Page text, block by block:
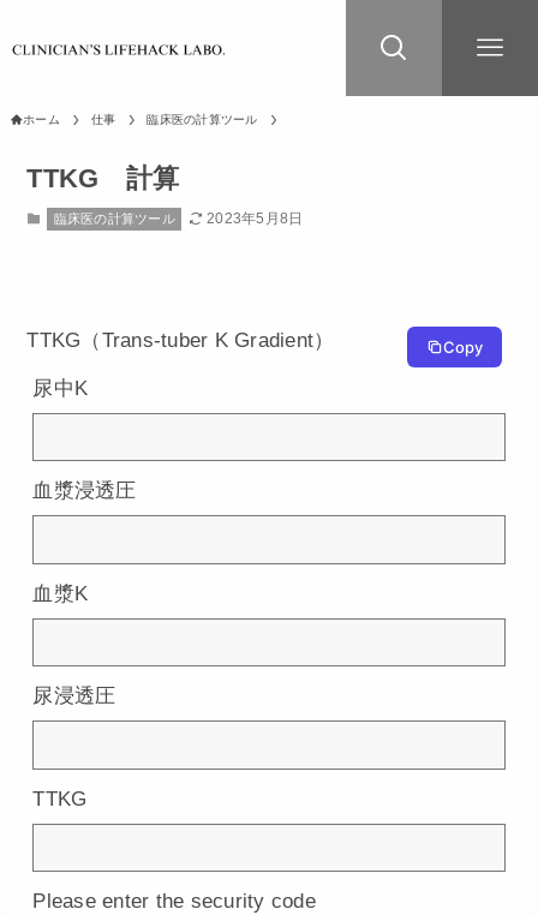
ホーム 仕事 臨床医の計算ツール
TTKG 計算
臨床医の計算ツール 2023年5月8日
Copy
TTKG（Trans-tuber K Gradient）
尿中K
血漿浸透圧
血漿K
尿浸透圧
TTKG
Please enter the security code